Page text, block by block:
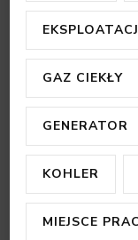
GAZ CIEKŁY
GENERATOR
KOHLER
MIEJSCE